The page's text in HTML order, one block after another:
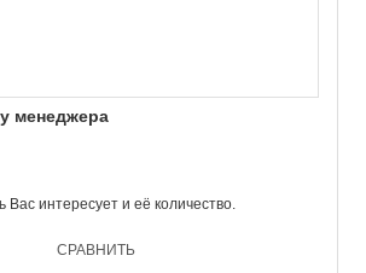
менеджера
Вас интересует и её количество.
СРАВНИТЬ